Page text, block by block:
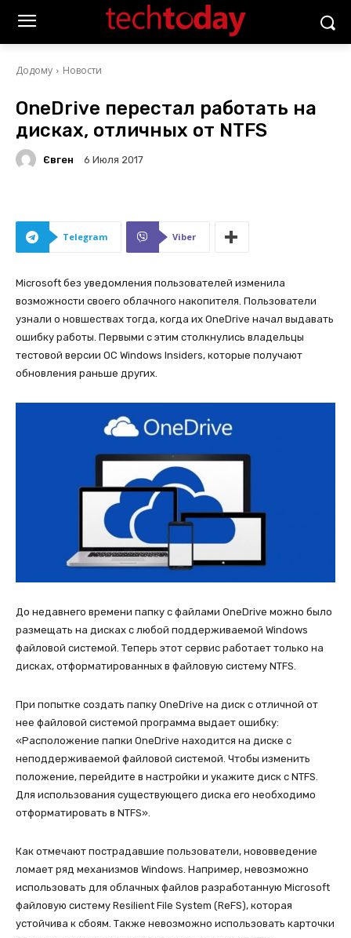
Додому Новости
OneDrive перестал работать на
дисках, отличных от NTFS
Євген 6 Июля 2017
Telegram Viber
Microsoft без уведомления пользователей изменила
возможности своего облачного накопителя. Пользователи
узнали о новшествах тогда, когда их OneDrive начал выдавать
ошибку работы. Первыми с этим столкнулись владельцы
тестовой версии ОС Windows Insiders, которые получают
обновления раньше других.
До недавнего времени папку с файлами OneDrive можно было
размещать на дисках с любой поддерживаемой Windows
файловой системой. Теперь этот сервис работает только на
дисках, отформатированных в файловую систему NTFS.
При попытке создать папку OneDrive на диск с отличной от
нее файловой системой программа выдает ошибку:
«Расположение папки OneDrive находится на диске с
неподдерживаемой файловой системой. Чтобы изменить
положение, перейдите в настройки и укажите диск с NTFS.
Для использования существующего диска его необходимо
отформатировать в NTFS».
Как отмечают пострадавшие пользователи, нововведение
ломает ряд механизмов Windows. Например, невозможно
использовать для облачных файлов разработанную Microsoft
файловую систему Resilient File System (ReFS), которая
устойчива к сбоям. Также невозможно использовать карточки